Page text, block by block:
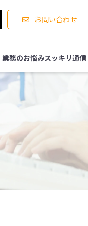
お問い合わせ
業務のお悩みスッキリ通信